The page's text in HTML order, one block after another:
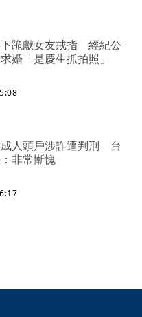
跪獻女友戒指 經紀公
婚「是慶生抓拍照」
人頭戶涉詐遭判刑 台
非常慚愧